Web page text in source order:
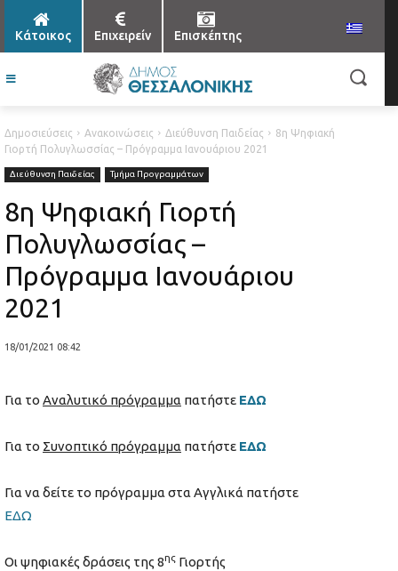
Κάτοικος Επιχειρείν Επισκέπτης
Δημοσιεύσεις Ανακοινώσεις Διεύθυνση Παιδείας
8η Ψηφιακή
Γιορτή Πολυγλωσσίας – Πρόγραμμα Ιανουάριου 2021
Διεύθυνση Παιδείας Τμήμα Προγραμμάτων
8η Ψηφιακή Γιορτή
Πολυγλωσσίας –
Πρόγραμμα Ιανουάριου
2021
18/01/2021 08:42
Για το Αναλυτικό πρόγραμμα πατήστε ΕΔΩ
Για το Συνοπτικό πρόγραμμα πατήστε ΕΔΩ
Για να δείτε το πρόγραμμα στα Αγγλικά πατήστε
ΕΔΩ
Οι ψηφιακές δράσεις της 8ης Γιορτής